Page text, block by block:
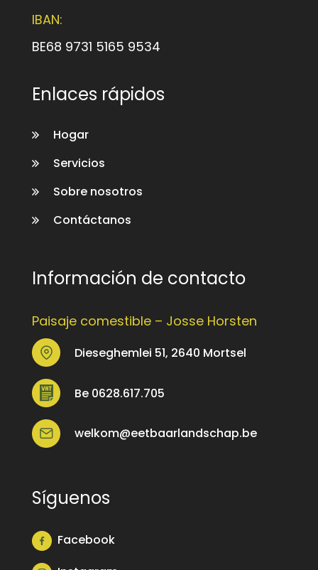
IBAN:
BE68 9731 5165 9534
Enlaces rápidos
Hogar
Servicios
Sobre nosotros
Contáctanos
Información de contacto
Paisaje comestible – Josse Horsten
Dieseghemlei 51, 2640 Mortsel
Be 0628.617.705
welkom@eetbaarlandschap.be
Síguenos
Facebook